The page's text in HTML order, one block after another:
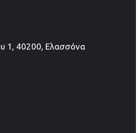
1, 40200, Ελασσόνα